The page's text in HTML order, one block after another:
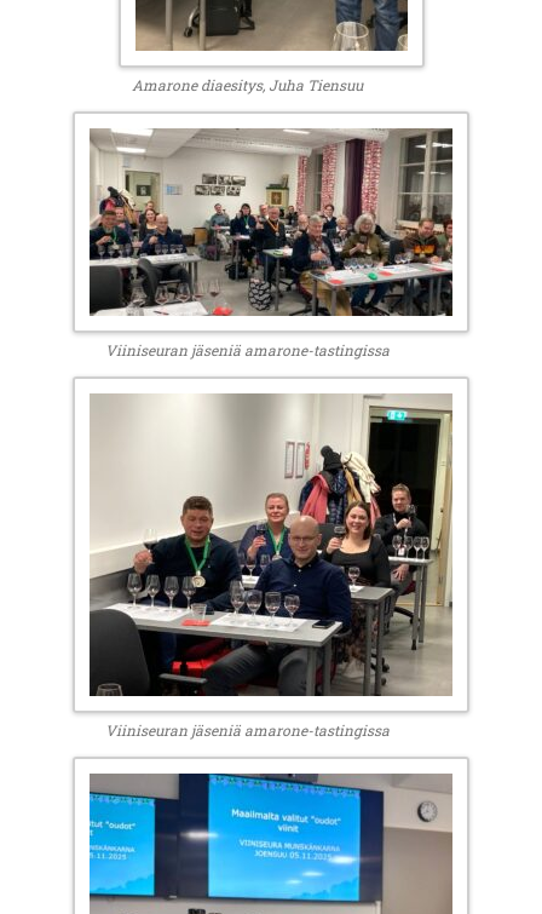
Amarone diaesitys, Juha Tiensuu
Viiniseuran jäseniä amarone-tastingissa
Viiniseuran jäseniä amarone-tastingissa